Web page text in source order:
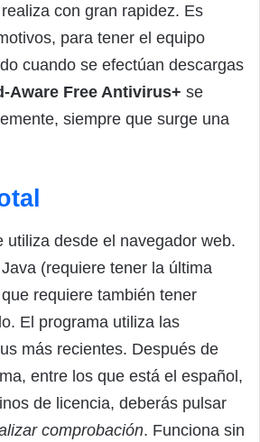
con gran rapidez. Es
para tener el equipo
cuando se efectúan descargas
Aware Free Antivirus+ se
siempre que surge una
utiliza desde el navegador web.
(requiere tener la última
requiere también tener
El programa utiliza las
más recientes. Después de
entre los que está el español,
de licencia, deberás pulsar
comprobación. Funciona sin